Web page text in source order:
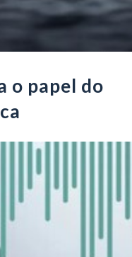
o papel do